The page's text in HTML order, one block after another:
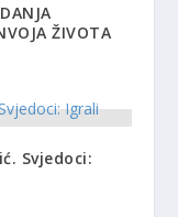
ŽIVOTA
Svjedoci: